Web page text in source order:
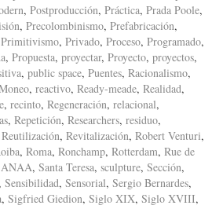
, Postproducción, Práctica, Prada Poole,
, Precolombinismo, Prefabricación,
Primitivismo, Privado, Proceso, Programado,
, Propuesta, proyectar, Proyecto, proyectos,
, public space, Puentes, Racionalismo,
, reactivo, Ready-meade, Realidad,
, recinto, Regeneración, relacional,
, Repetición, Researchers, residuo,
Reutilización, Revitalización, Robert Venturi,
, Roma, Ronchamp, Rotterdam, Rue de
, Santa Teresa, sculpture, Sección,
Sensibilidad, Sensorial, Sergio Bernardes,
, Sigfried Giedion, Siglo XIX, Siglo XVIII,